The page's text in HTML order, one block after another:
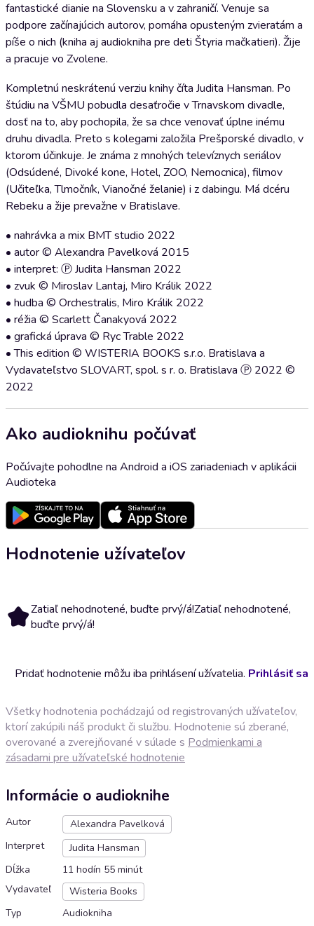
fantastické dianie na Slovensku a v zahraničí. Venuje sa
podpore začínajúcich autorov, pomáha opusteným zvieratám a
píše o nich (kniha aj audiokniha pre deti Štyria mačkatieri). Žije
a pracuje vo Zvolene.
Kompletnú neskrátenú verziu knihy číta Judita Hansman. Po
štúdiu na VŠMU pobudla desaťročie v Trnavskom divadle,
dosť na to, aby pochopila, že sa chce venovať úplne inému
druhu divadla. Preto s kolegami založila Prešporské divadlo, v
ktorom účinkuje. Je známa z mnohých televíznych seriálov
(Odsúdené, Divoké kone, Hotel, ZOO, Nemocnica), filmov
(Učiteľka, Tlmočník, Vianočné želanie) i z dabingu. Má dcéru
Rebeku a žije prevažne v Bratislave.
• nahrávka a mix BMT studio 2022
• autor © Alexandra Pavelková 2015
• interpret: Ⓟ Judita Hansman 2022
• zvuk © Miroslav Lantaj, Miro Králik 2022
• hudba © Orchestralis, Miro Králik 2022
• réžia © Scarlett Čanakyová 2022
• grafická úprava © Ryc Trable 2022
• This edition © WISTERIA BOOKS s.r.o. Bratislava a
Vydavateľstvo SLOVART, spol. s r. o. Bratislava Ⓟ 2022 ©
2022
Ako audioknihu počúvať
Počúvajte pohodlne na Android a iOS zariadeniach v aplikácii
Audioteka
Hodnotenie užívateľov
Zatiaľ nehodnotené, buďte prvý/á!Zatiaľ nehodnotené,
buďte prvý/á!
Pridať hodnotenie môžu iba prihlásení užívatelia. Prihlásiť sa
Všetky hodnotenia pochádzajú od registrovaných užívateľov,
ktorí zakúpili náš produkt či službu. Hodnotenie sú zberané,
overované a zverejňované v súlade s Podmienkami a
zásadami pre užívateľské hodnotenie
Informácie o audioknihe
Autor
Alexandra Pavelková
Interpret
Judita Hansman
Dĺžka
11 hodín 55 minút
Vydavateľ
Wisteria Books
Typ
Audiokniha